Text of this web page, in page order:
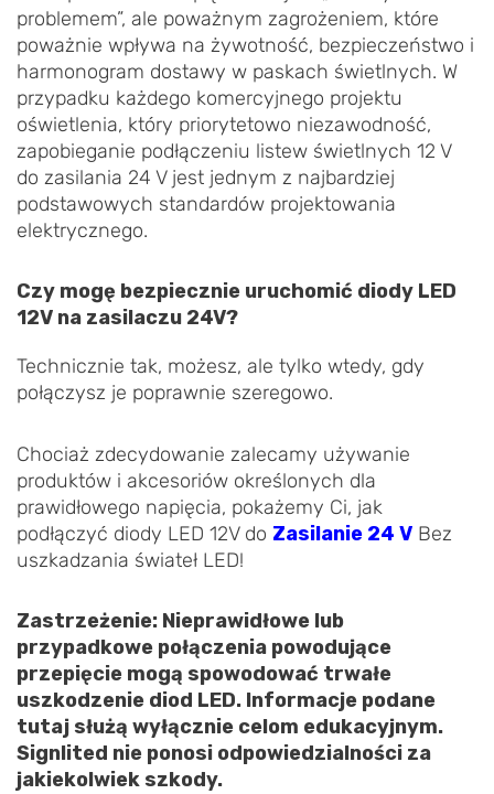
problemem”, ale poważnym zagrożeniem, które
poważnie wpływa na żywotność, bezpieczeństwo i
harmonogram dostawy w paskach świetlnych. W
przypadku każdego komercyjnego projektu
oświetlenia, który priorytetowo niezawodność,
zapobieganie podłączeniu listew świetlnych 12 V
do zasilania 24 V jest jednym z najbardziej
podstawowych standardów projektowania
elektrycznego.
Czy mogę bezpiecznie uruchomić diody LED
12V na zasilaczu 24V?
Technicznie tak, możesz, ale tylko wtedy, gdy
połączysz je poprawnie szeregowo.
Chociaż zdecydowanie zalecamy używanie
produktów i akcesoriów określonych dla
prawidłowego napięcia, pokażemy Ci, jak
podłączyć diody LED 12V do Zasilanie 24 V Bez
uszkadzania świateł LED!
Zastrzeżenie: Nieprawidłowe lub
przypadkowe połączenia powodujące
przepięcie mogą spowodować trwałe
uszkodzenie diod LED. Informacje podane
tutaj służą wyłącznie celom edukacyjnym.
Signlited nie ponosi odpowiedzialności za
jakiekolwiek szkody.